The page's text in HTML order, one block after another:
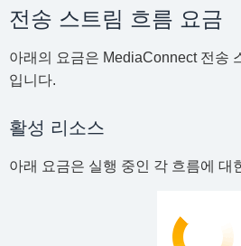
전송 스트림 흐름 요금
아래의 요금은 MediaConnect 전송
입니다.
활성 리소스
아래 요금은 실행 중인 각 흐름에 대